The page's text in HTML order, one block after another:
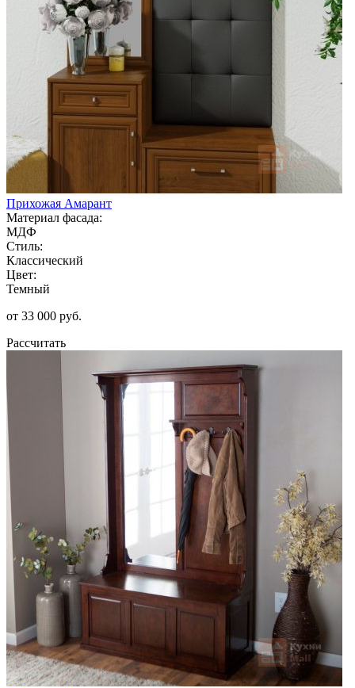
Прихожая Амарант
Материал фасада:
МДФ
Стиль:
Классический
Цвет:
Темный
от 33 000 руб.
Рассчитать